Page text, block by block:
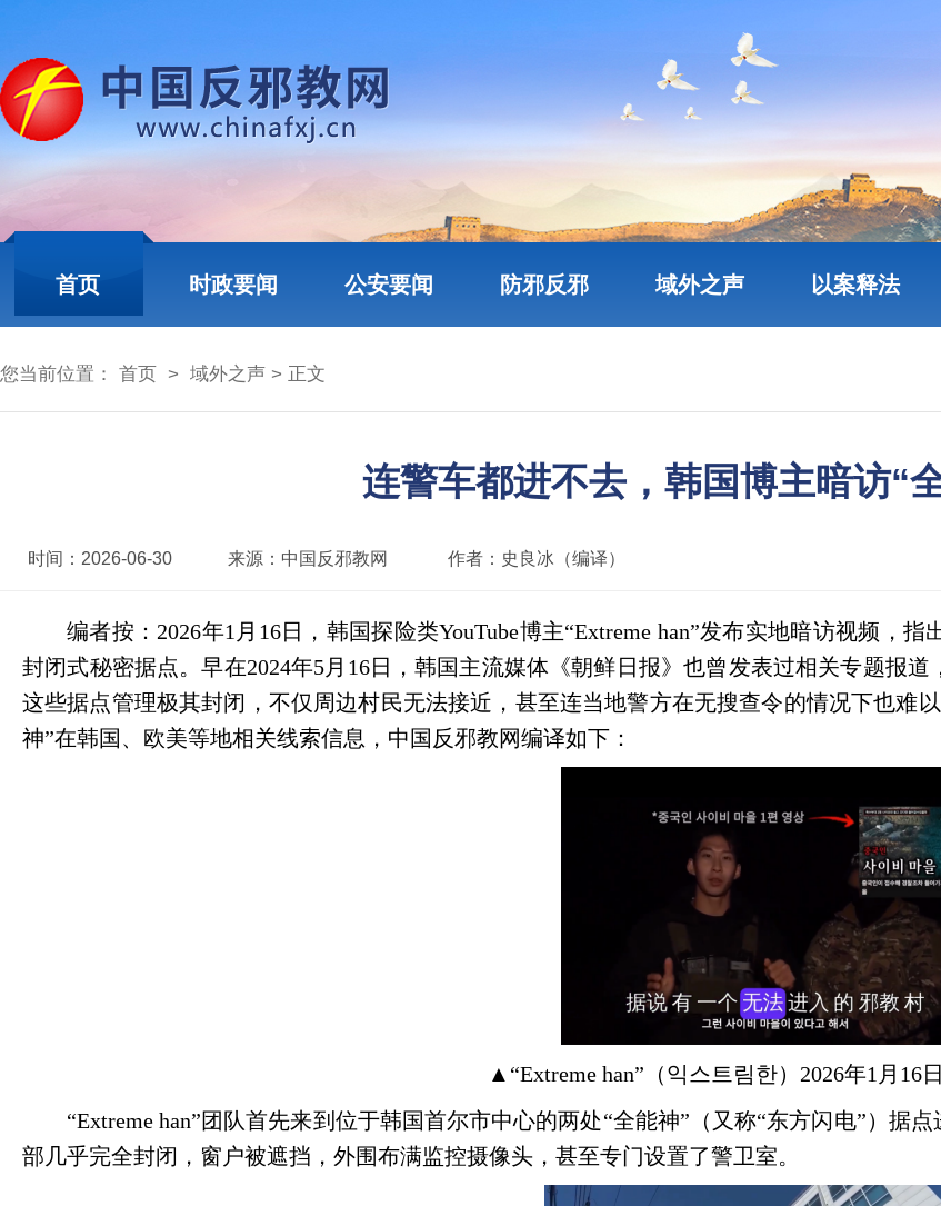
首页 时政要闻 公安要闻 防邪反邪 域外之声 以案释法
您当前位置： 首页 > 域外之声 > 正文
连警车都进不去，韩国博主暗访“
时间： 2026-06-30 来源： 中国反邪教网 作者： 史良冰（编译）
编者按： 2026年1 月 16日，韩国探险类YouTube博主“Extreme han”发布实地暗访视频，指
封闭式秘密据点。早在2024年5月 16日，韩国主流媒体《朝鲜日报》也曾发表过相关专题报
这些据点管理极其封闭，不仅周边村民无法接近，甚至连当地警方在无搜查令的情况下也难
神”在韩国、欧美等地相关线索信息，中国反邪教网编译如下：
▲ “Extreme han”（익스트림한） 2026年1 月 16日
“Extreme han”团队首先来到位于韩国首尔市中心的两处“全能神”（又称“东方闪电”）据
部几乎完全封闭，窗户被遮挡，外围布满监控摄像头，甚至专门设置了警卫室。